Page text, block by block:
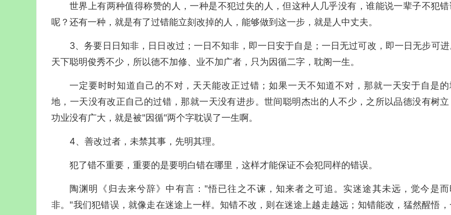
世界上有两种值得称赞的人，一种是不犯过失的人，但这种人几乎没有，谁能说一辈子不犯
呢？还有一种，就是有了过错能立刻改掉的人，能够做到这一步，就是人中丈夫。
3、务要日日知非，日日改过；一日不知非，即一日安于自是；一日无过可改，即一日无步可进
天下聪明俊秀不少，所以德不加修、业不加广者，只为因循二字，耽阁一生。
一定要时时知道自己的不对，天天能改正过错；如果一天不知道不对，那就一天安于自是的
地，一天没有改正自己的过错，那就一天没有进步。世间聪明杰出的人不少，之所以品德没有树立
功业没有广大，就是被"因循"两个字耽误了一生啊。
4、善改过者，未禁其事，先明其理。
犯了错不重要，重要的是要明白错在哪里，这样才能保证不会犯同样的错误。
陶渊明《归去来兮辞》中有言："悟已往之不谏，知来者之可追。实迷途其未远，觉今是而
非。"我们犯错误，就像走在迷途上一样。知错不改，则在迷途上越走越远；知错能改，猛然醒悟，